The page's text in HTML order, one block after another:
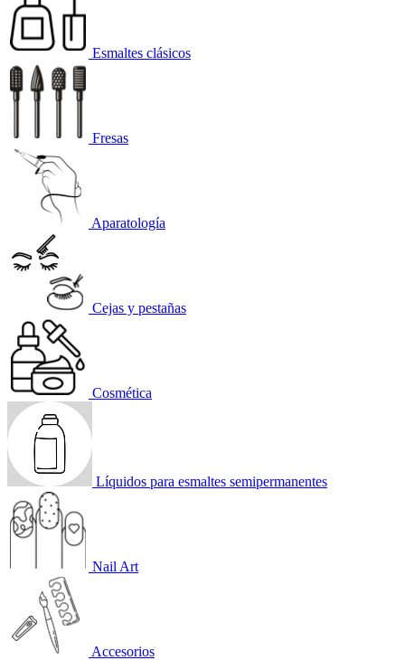
Esmaltes clásicos
Fresas
Aparatología
Cejas y pestañas
Cosmética
Líquidos para esmaltes semipermanentes
Nail Art
Accesorios